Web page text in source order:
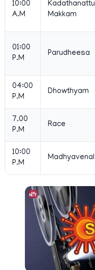
10:00
A.M
Kadathanattu
Makkam
01:00
P.M
Parudheesa
04:00
P.M
Dhowthyam
7.00
P.M
Race
10:00
P.M
Madhyavenal